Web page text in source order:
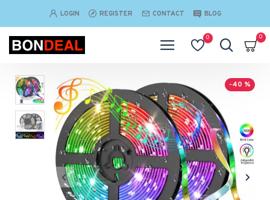
LOGIN REGISTER CONTACT BLOG
0 0
-40 %